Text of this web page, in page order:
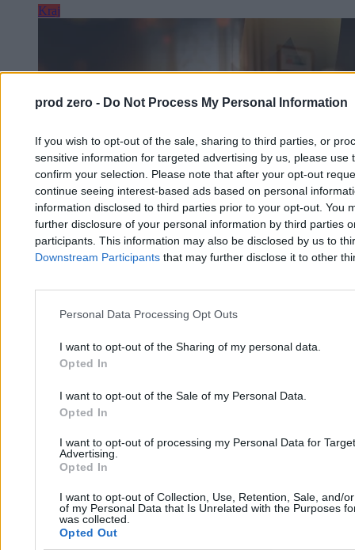
prod zero - Do Not Process My Personal Information
If you wish to opt-out of the sale, sharing to third parties, or
sensitive information for targeted advertising by us, please use
confirm your selection. Please note that after your opt-out
continue seeing interest-based ads based on personal
information disclosed to third parties prior to your opt-out. You
further disclosure of your personal information by third parties
participants. This information may also be disclosed by us to
Downstream Participants that may further disclose it to other
Personal Data Processing Opt Outs
I want to opt-out of the Sharing of my personal data.
Opted In
I want to opt-out of the Sale of my Personal Data.
Opted In
I want to opt-out of processing my Personal Data for
Advertising.
Opted In
I want to opt-out of Collection, Use, Retention, Sale, and/
of my Personal Data that Is Unrelated with the Purposes
was collected.
Opted Out
Kraj
państwo będzie uzależniać dzieci
Jakub Styczyński
08.04.2026
Najpopularniejsze
Reklama hazardu za publiczne pieniądze. Jak państwo będzie
uzależniać dzieci